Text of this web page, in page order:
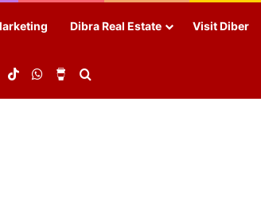
Dibra Real Estate Visit Diber
PaypalTikTokWhatsAppBuy Me a Coffee